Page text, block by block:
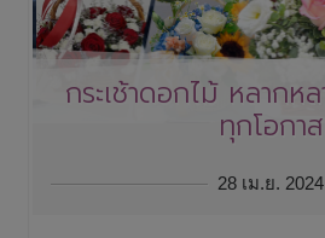
กระเช้าดอกไม้ หลากห
ทุกโอกาส
28 เม.ย. 2024